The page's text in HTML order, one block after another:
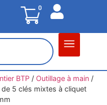
0
BTP/ Outillage à main/
de 5 clés mixtes à cliquet